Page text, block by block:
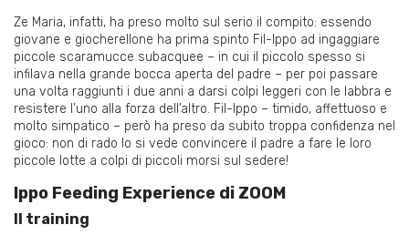
Ze Maria, infatti, ha preso molto sul serio il compito: essendo
giovane e giocherellone ha prima spinto Fil-Ippo ad ingaggiare
piccole scaramucce subacquee – in cui il piccolo spesso si
infilava nella grande bocca aperta del padre – per poi passare
una volta raggiunti i due anni a darsi colpi leggeri con le labbra e
resistere l’uno alla forza dell’altro. Fil-Ippo – timido, affettuoso e
molto simpatico – però ha preso da subito troppa confidenza nel
gioco: non di rado lo si vede convincere il padre a fare le loro
piccole lotte a colpi di piccoli morsi sul sedere!
Ippo Feeding Experience di ZOOM
Il training